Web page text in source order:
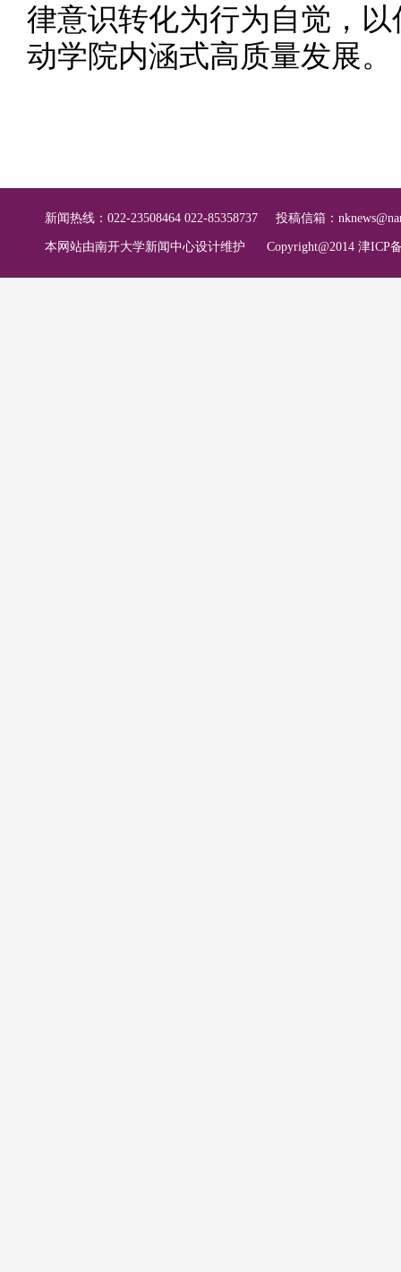
律意识转化为行为自觉，
动学院内涵式高质量发展。
新闻热线：022-23508464 022-85358737 投稿信箱：
本网站由南开大学新闻中心设计维护 Copyright@2014 津ICP